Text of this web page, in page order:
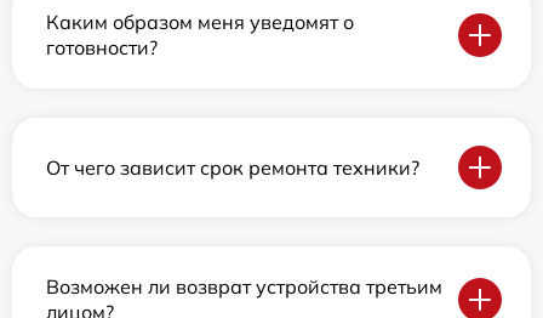
Каким образом меня уведомят о
готовности?
От чего зависит срок ремонта техники?
Возможен ли возврат устройства третьим
лицом?